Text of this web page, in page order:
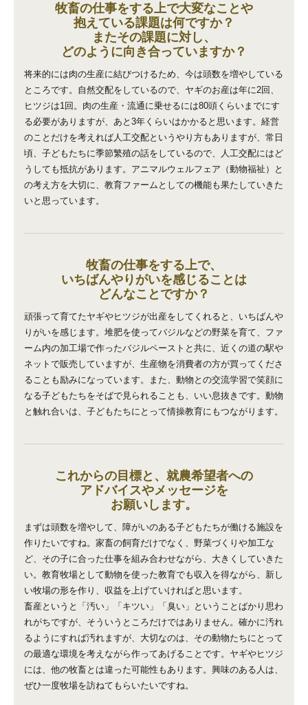
牧畜の仕事をする上で大変なことや
抱えている課題は何ですか？
またその課題に対し、
どのように向き合っていますか？
将来的には肉の生産に結びつけるため、今は頭数を増やしている
ところです。自然交配をしているので、ヤギのお産は年に2回、
ヒツジは1回。肉の生産・流通に乗せるには80頭くらいまでにす
る必要がありますが、あと3年くらいはかかると思います。経営
のことだけを考えれば人工交配というやり方もありますが、常日
頃、子どもたちに季節繁殖の話をしているので、人工交配にはど
うしても抵抗があります。アニマルウェルフェア（動物福祉）と
の考え方を大切に、教育ファームとしての機能も果たしていきた
いと思っています。
牧畜の仕事をする上で、
いちばんやりがいを感じることは
どんなことですか？
頑張って育てたヤギやヒツジが出産をしてくれると、いちばんや
りがいを感じます。堆肥を使ってバジルなどの野菜を育て、ファ
ーム内の加工場で作ったバジルペーストと共に、近くの道の駅や
ネットで販売していますが、生産物を消費者の方が買ってくださ
ることも励みになっています。また、動物との交流学習で笑顔に
なる子どもたちをそばで見られることも、いい息抜きです。動物
と触れ合いは、子どもたちにとって情操教育にもつながります。
これからの目標と、就農希望者への
アドバイスやメッセージを
お願いします。
まずは頭数を増やして、障がいのある子どもたちが働ける施設を
作りたいですね。家畜の飼育だけでなく、野菜づくりや加工な
ど、その子に合った仕事を組み合わせながら、大きくしていきた
い。教育牧場として動物を使った教育でも収入を得ながら、新し
い牧場の形を作り、収益を上げていければと思います。
畜産というと「汚い」「キツい」「臭い」ということばかり思わ
れがちですが、そういうところだけではありません。確かに汚れ
るようにすれば汚れますが、大切なのは、その動物たちにとって
の最適な環境を考えながら作ってあげることです。ヤギやヒツジ
には、他の牧畜とは違った可能性もあります。興味のある人は、
ぜひ一度牧場を訪ねてもらいたいですね。